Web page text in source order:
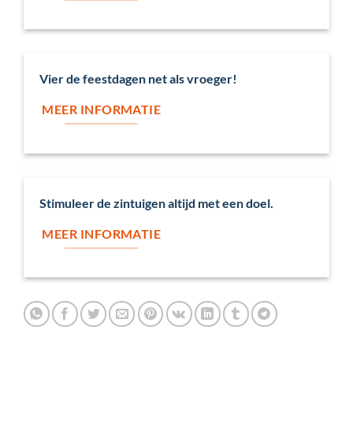
Vier de feestdagen net als vroeger!
MEER INFORMATIE
Stimuleer de zintuigen altijd met een doel.
MEER INFORMATIE